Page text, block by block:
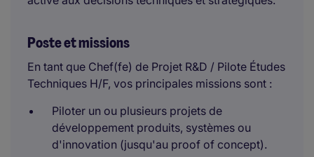
Poste et missions
En tant que Chef(fe) de Projet R&D / Pilote Études
Techniques H/F, vos principales missions sont :
Piloter un ou plusieurs projets de
développement produits, systèmes ou
d'innovation (jusqu'au proof of concept).